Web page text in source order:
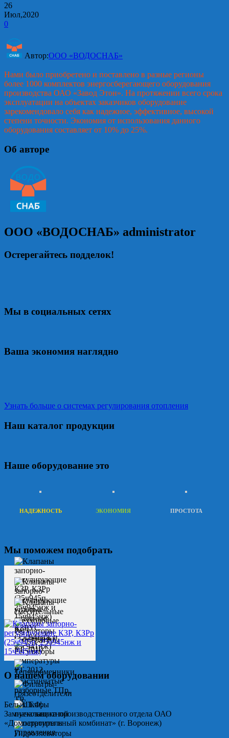
26
Июл,2020
0
Автор:ООО «ВОДОСНАБ»
Нами было приобретено и поставлено в разные регионы
более 1000 комплектов энергосберегающего оборудования
производства ОАО «Завод Этон». На протяжении всего срока
эксплуатации на объектах заказчиков оборудование
зарекомендовало себя как надежное, эффективное, высокой
степени точности. Экономия от использования данного
оборудования составляет от 10% до 25%.
Об авторе
ООО «ВОДОСНАБ» administrator
Остерегайтесь подделок!
Мы в социальных сетях
Ваша экономия наглядно
Узнать больше о системах регулирования отопления
Наш каталог продукции
Наше оборудование это
НАДЕЖНОСТЬ ЭКОНОМИЯ ПРОСТОТА
Мы поможем подобрать
О нашем оборудовании
Белых Т.Ф.
Замначальника производственного отдела ОАО
«Домостроительный комбинат» (г. Воронеж)